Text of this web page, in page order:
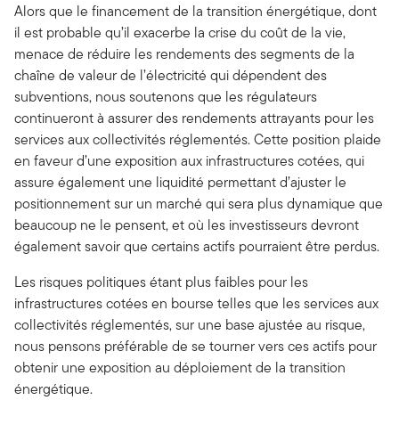
Alors que le financement de la transition énergétique, dont
il est probable qu’il exacerbe la crise du coût de la vie,
menace de réduire les rendements des segments de la
chaîne de valeur de l’électricité qui dépendent des
subventions, nous soutenons que les régulateurs
continueront à assurer des rendements attrayants pour les
services aux collectivités réglementés. Cette position plaide
en faveur d’une exposition aux infrastructures cotées, qui
assure également une liquidité permettant d’ajuster le
positionnement sur un marché qui sera plus dynamique que
beaucoup ne le pensent, et où les investisseurs devront
également savoir que certains actifs pourraient être perdus.
Les risques politiques étant plus faibles pour les
infrastructures cotées en bourse telles que les services aux
collectivités réglementés, sur une base ajustée au risque,
nous pensons préférable de se tourner vers ces actifs pour
obtenir une exposition au déploiement de la transition
énergétique.